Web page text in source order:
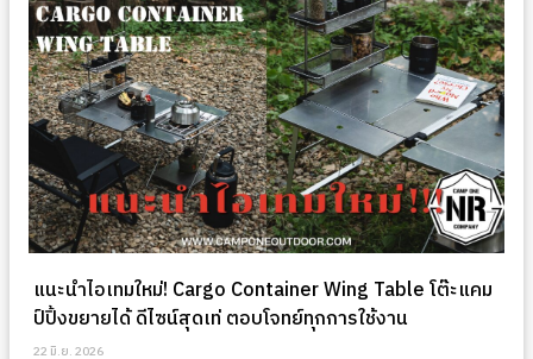
แนะนำไอเทมใหม่! Cargo Container Wing Table โต๊ะแคม
ป์ปิ้งขยายได้ ดีไซน์สุดเท่ ตอบโจทย์ทุกการใช้งาน
22 มิ.ย. 2026